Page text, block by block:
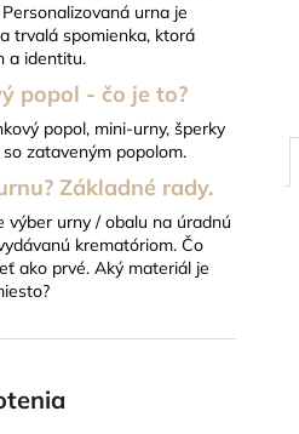
urna je
trvalá spomienka, ktorá
a identitu.
popol - čo je to?
popol, mini-urny, šperky
zataveným popolom.
Základné rady.
výber urny / obalu na úradnú
krematóriom. Čo
ako prvé. Aký materiál je